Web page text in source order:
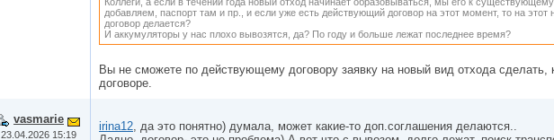
добавляем, паспорт там и пр., и если уже есть действующий договор на этот момент, то на
договор делается?
И аккумуляторы у нас плохо вывозятся, да? По году и больше лежат последнее время?
Вы не сможете по действующему договору заявку на новый вид отхода сделать,
договоре.
vasmarie
23.04.2026 15:19
irina12, да это понятно) думала, может какие-то доп.соглашения делаются..